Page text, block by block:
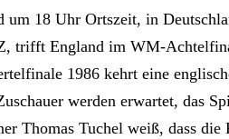
um 18 Uhr Ortszeit, in
trifft England im WM-
1986 kehrt eine
werden erwartet, das
Thomas Tuchel weiß, dass die